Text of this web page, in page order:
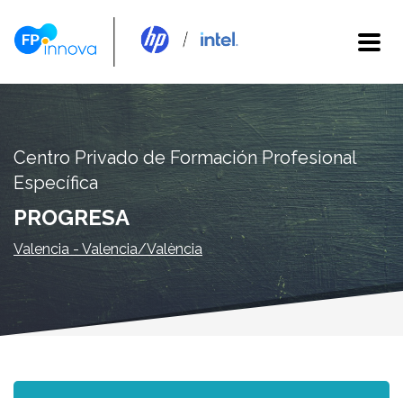
Centro Privado de Formación Profesional
Específica
PROGRESA
Valencia - Valencia/València